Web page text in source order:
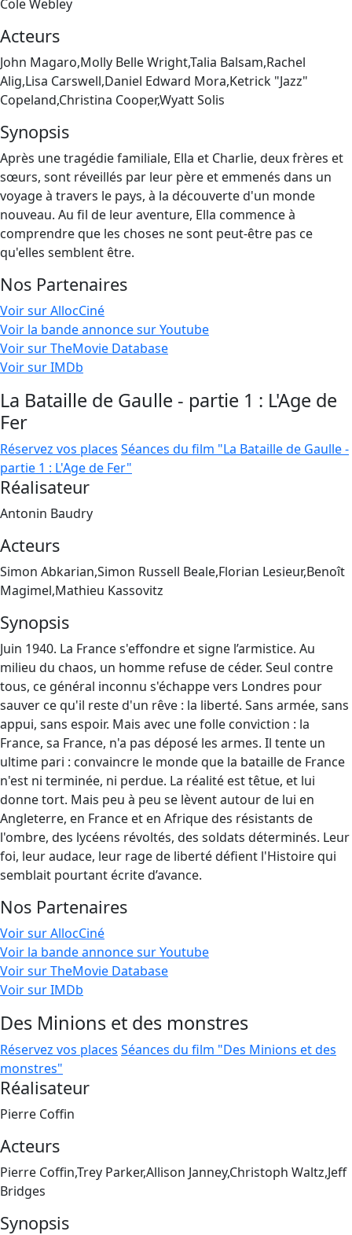
Cole Webley
Acteurs
John Magaro,Molly Belle Wright,Talia Balsam,Rachel
Alig,Lisa Carswell,Daniel Edward Mora,Ketrick "Jazz"
Copeland,Christina Cooper,Wyatt Solis
Synopsis
Après une tragédie familiale, Ella et Charlie, deux frères et
sœurs, sont réveillés par leur père et emmenés dans un
voyage à travers le pays, à la découverte d'un monde
nouveau. Au fil de leur aventure, Ella commence à
comprendre que les choses ne sont peut-être pas ce
qu'elles semblent être.
Nos Partenaires
Voir sur AllocCiné
Voir la bande annonce sur Youtube
Voir sur TheMovie Database
Voir sur IMDb
La Bataille de Gaulle - partie 1 : L'Age de
Fer
Réservez vos places Séances du film "La Bataille de Gaulle -
partie 1 : L'Age de Fer"
Réalisateur
Antonin Baudry
Acteurs
Simon Abkarian,Simon Russell Beale,Florian Lesieur,Benoît
Magimel,Mathieu Kassovitz
Synopsis
Juin 1940. La France s'effondre et signe l’armistice. Au
milieu du chaos, un homme refuse de céder. Seul contre
tous, ce général inconnu s'échappe vers Londres pour
sauver ce qu'il reste d'un rêve : la liberté. Sans armée, sans
appui, sans espoir. Mais avec une folle conviction : la
France, sa France, n'a pas déposé les armes. Il tente un
ultime pari : convaincre le monde que la bataille de France
n'est ni terminée, ni perdue. La réalité est têtue, et lui
donne tort. Mais peu à peu se lèvent autour de lui en
Angleterre, en France et en Afrique des résistants de
l'ombre, des lycéens révoltés, des soldats déterminés. Leur
foi, leur audace, leur rage de liberté défient l'Histoire qui
semblait pourtant écrite d’avance.
Nos Partenaires
Voir sur AllocCiné
Voir la bande annonce sur Youtube
Voir sur TheMovie Database
Voir sur IMDb
Des Minions et des monstres
Réservez vos places Séances du film "Des Minions et des
monstres"
Réalisateur
Pierre Coffin
Acteurs
Pierre Coffin,Trey Parker,Allison Janney,Christoph Waltz,Jeff
Bridges
Synopsis